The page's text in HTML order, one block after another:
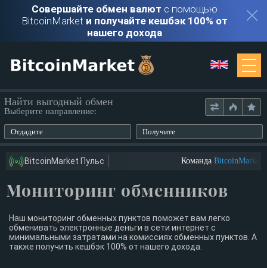
Совершайте обмен валют с помощью
BitcoinMarket и получайте кешбэк 100% от
нашего дохода
Обменники
Войти
Регистрация
Найти выгодный обмен
Выберите направление:
Отдадите Получите
BitcoinMarket Пульс КомандаBitcoinMarket
Мониторинг обменников
Наш мониторинг обменных пунктов поможет вам легко
обменивать электронные деньги в сети интернет с
минимальными затратами на комиссиях обменных пунктов. А
также получить кешбэк 100% от нашего дохода.